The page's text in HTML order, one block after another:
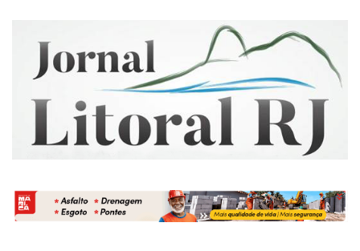
content
Jornal
Litoral